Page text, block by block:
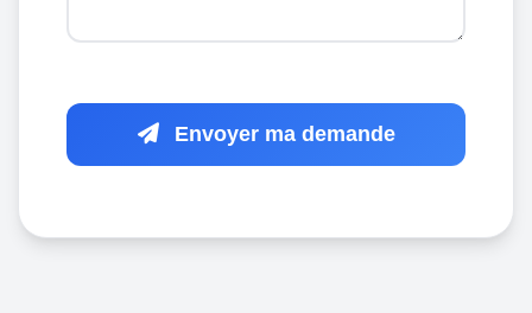
Envoyer ma demande